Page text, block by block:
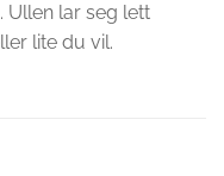
Ullen lar seg lett
lite du vil.